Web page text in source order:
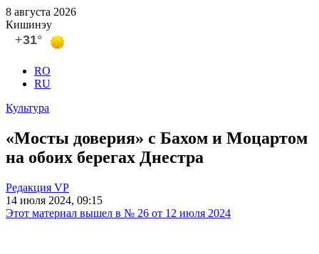
8 августа 2026
Кишинэу
RO
RU
Культура
«Мосты доверия» с Бахом и Моцартом
на обоих берегах Днестра
Редакция VP
14 июля 2024, 09:15
Этот материал вышел в № 26 от 12 июля 2024